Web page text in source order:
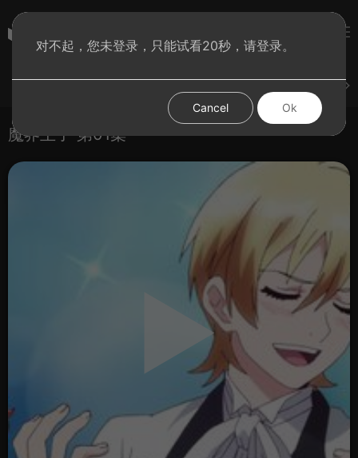
魔界王子 第01集
对不起，您未登录，只能试看20秒，请登录。
Cancel Ok